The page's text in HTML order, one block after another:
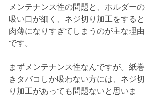
メンテナンス性の問題と、ホルダーの
吸い口が細く、ネジ切り加工をすると
肉薄になりすぎてしまうのが主な理由
です。
まずメンテナンス性なんですが。紙巻
きタバコしか吸わない方には、ネジ切
り加工があっても問題ないと思いま